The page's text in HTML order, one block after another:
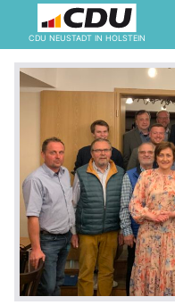
CDU NEUSTADT IN HOLSTEIN